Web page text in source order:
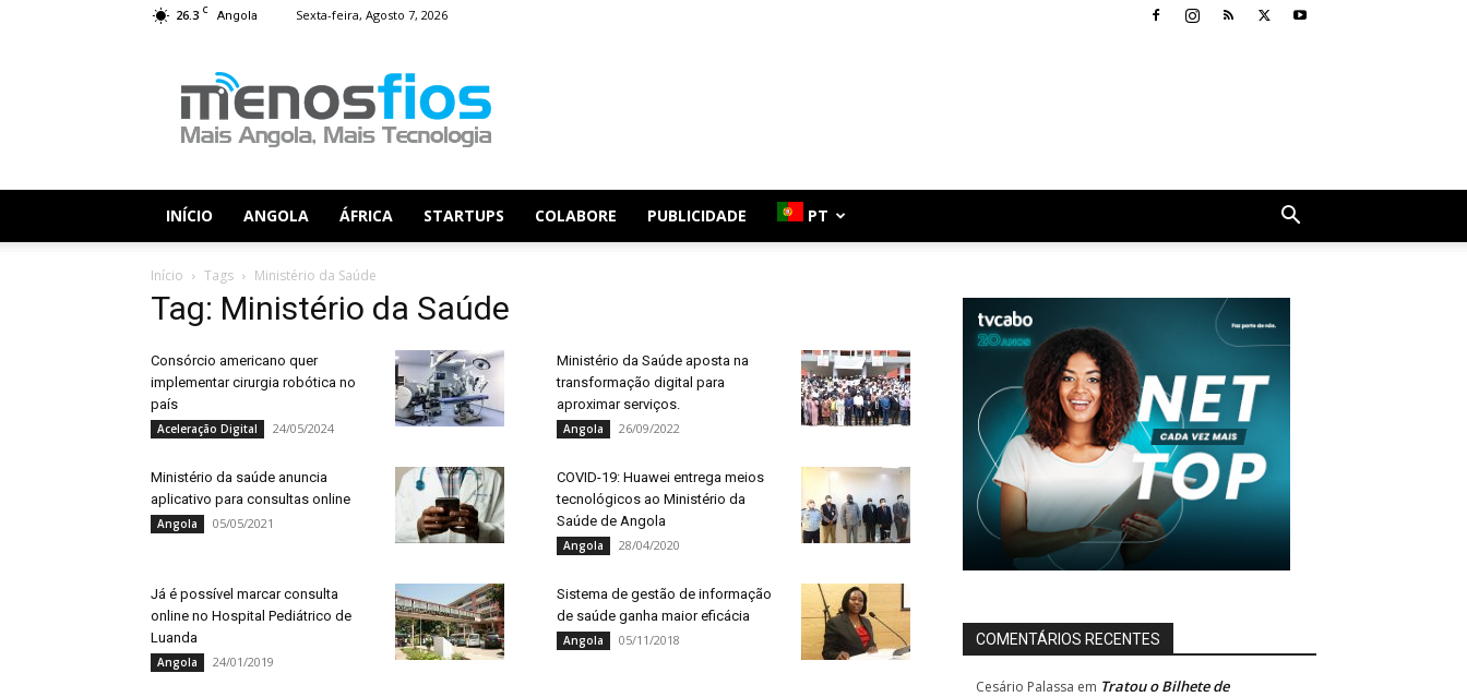
26.3 C Angola Sexta-feira, Agosto 7, 2026
Fios
INÍCIO ANGOLA ÁFRICA STARTUPS COLABORE PUBLICIDADE PT
Início Tags Ministério da Saúde
Tag: Ministério da Saúde
Consórcio americano quer
implementar cirurgia robótica no
país
Aceleração Digital 24/05/2024
Ministério da Saúde aposta na
transformação digital para
aproximar serviços.
Angola 26/09/2022
Ministério da saúde anuncia
aplicativo para consultas online
Angola 05/05/2021
COVID-19: Huawei entrega meios
tecnológicos ao Ministério da
Saúde de Angola
Angola 28/04/2020
Já é possível marcar consulta
online no Hospital Pediátrico de
Luanda
Angola 24/01/2019
Sistema de gestão de informação
de saúde ganha maior eficácia
Angola 05/11/2018 COMENTÁRIOS RECENTES
Cesário Palassa em Tratou o Bilhete de